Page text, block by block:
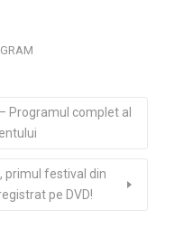
Programul complet al
primul festival din
pe DVD!